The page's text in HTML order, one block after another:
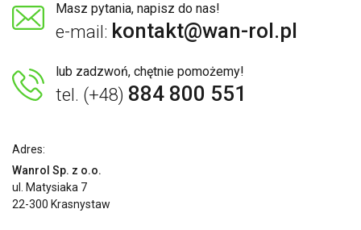
Masz pytania, napisz do nas!
e-mail: kontakt@wan-rol.pl
lub zadzwoń, chętnie pomożemy!
tel. (+48) 884 800 551
Adres:
Wanrol Sp. z o.o.
ul. Matysiaka 7
22-300 Krasnystaw